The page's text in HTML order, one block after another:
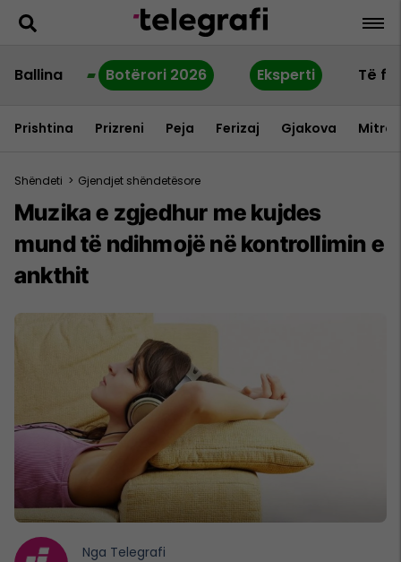
Ballina Botërori 2026 Eksperti Të
Prishtina Prizreni Peja Ferizaj Gjakova
Shëndeti > Gjendjet shëndetësore
Muzika e zgjedhur me kujdes
mund të ndihmojë në kontrollimin e
ankthit
Nga Telegrafi